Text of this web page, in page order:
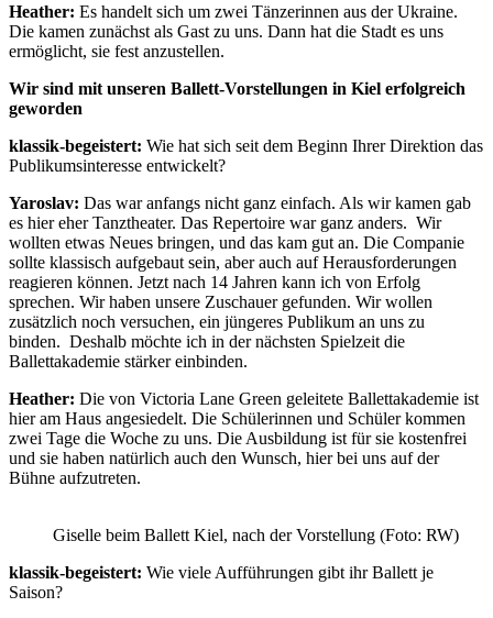
Heather: Es handelt sich um zwei Tänzerinnen aus der Ukraine.
Die kamen zunächst als Gast zu uns. Dann hat die Stadt es uns
ermöglicht, sie fest anzustellen.
Wir sind mit unseren Ballett-Vorstellungen in Kiel erfolgreich
geworden
klassik-begeistert: Wie hat sich seit dem Beginn Ihrer Direktion das
Publikumsinteresse entwickelt?
Yaroslav: Das war anfangs nicht ganz einfach. Als wir kamen gab
es hier eher Tanztheater. Das Repertoire war ganz anders. Wir
wollten etwas Neues bringen, und das kam gut an. Die Companie
sollte klassisch aufgebaut sein, aber auch auf Herausforderungen
reagieren können. Jetzt nach 14 Jahren kann ich von Erfolg
sprechen. Wir haben unsere Zuschauer gefunden. Wir wollen
zusätzlich noch versuchen, ein jüngeres Publikum an uns zu
binden. Deshalb möchte ich in der nächsten Spielzeit die
Ballettakademie stärker einbinden.
Heather: Die von Victoria Lane Green geleitete Ballettakademie ist
hier am Haus angesiedelt. Die Schülerinnen und Schüler kommen
zwei Tage die Woche zu uns. Die Ausbildung ist für sie kostenfrei
und sie haben natürlich auch den Wunsch, hier bei uns auf der
Bühne aufzutreten.
Giselle beim Ballett Kiel, nach der Vorstellung (Foto: RW)
klassik-begeistert: Wie viele Aufführungen gibt ihr Ballett je
Saison?